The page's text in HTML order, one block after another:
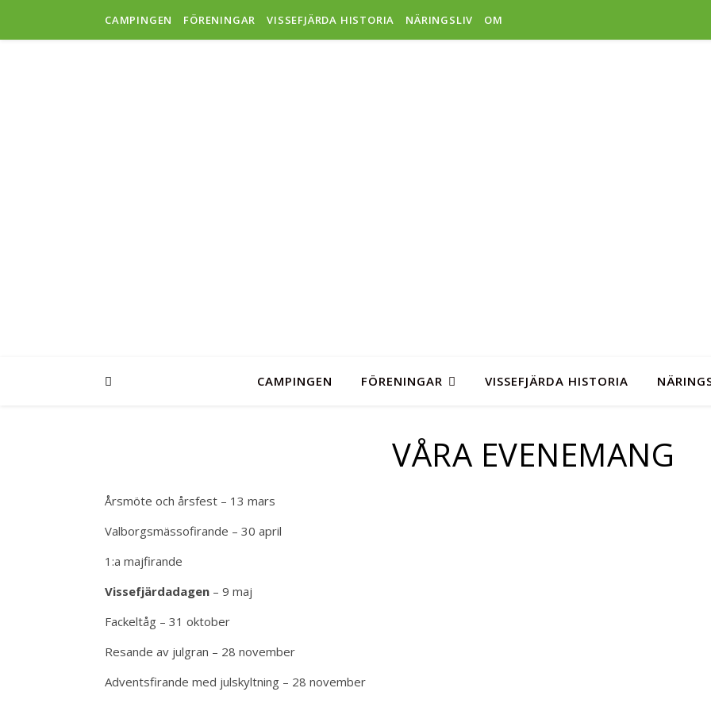
CAMPINGEN FÖRENINGAR VISSEFJÄRDA HISTORIA NÄRINGSLIV OM
CAMPINGEN FÖRENINGAR VISSEFJÄRDA HISTORIA
VÅRA EVENEMANG
Årsmöte och årsfest – 13 mars
Valborgsmässofirande – 30 april
1:a majfirande
Vissefjärdadagen – 9 maj
Fackeltåg – 31 oktober
Resande av julgran – 28 november
Adventsfirande med julskyltning – 28 november